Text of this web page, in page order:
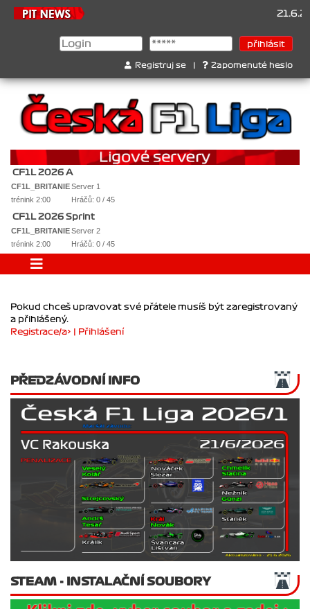
Registruj se Zapomenuté heslo
CF1L 2026 A
CF1L_BRITANIEServer 1
trénink 2:00
Hráčů: 0 / 45
CF1L 2026 Sprint
CF1L_BRITANIE
Server 2
trénink 2:00
Hráčů: 0 / 45
Pokud chceš upravovat své přátele musíš být zaregistrovaný
a přihlášený.
PŘEDZÁVODNÍ INFO
STEAM - INSTALAČNÍ SOUBORY